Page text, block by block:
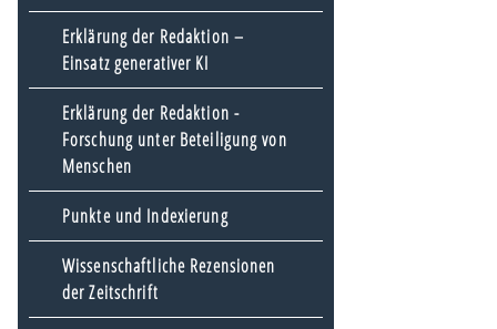
Erklärung der Redaktion –
Einsatz generativer KI
Erklärung der Redaktion -
Forschung unter Beteiligung von
Menschen
Punkte und Indexierung
Wissenschaftliche Rezensionen
der Zeitschrift